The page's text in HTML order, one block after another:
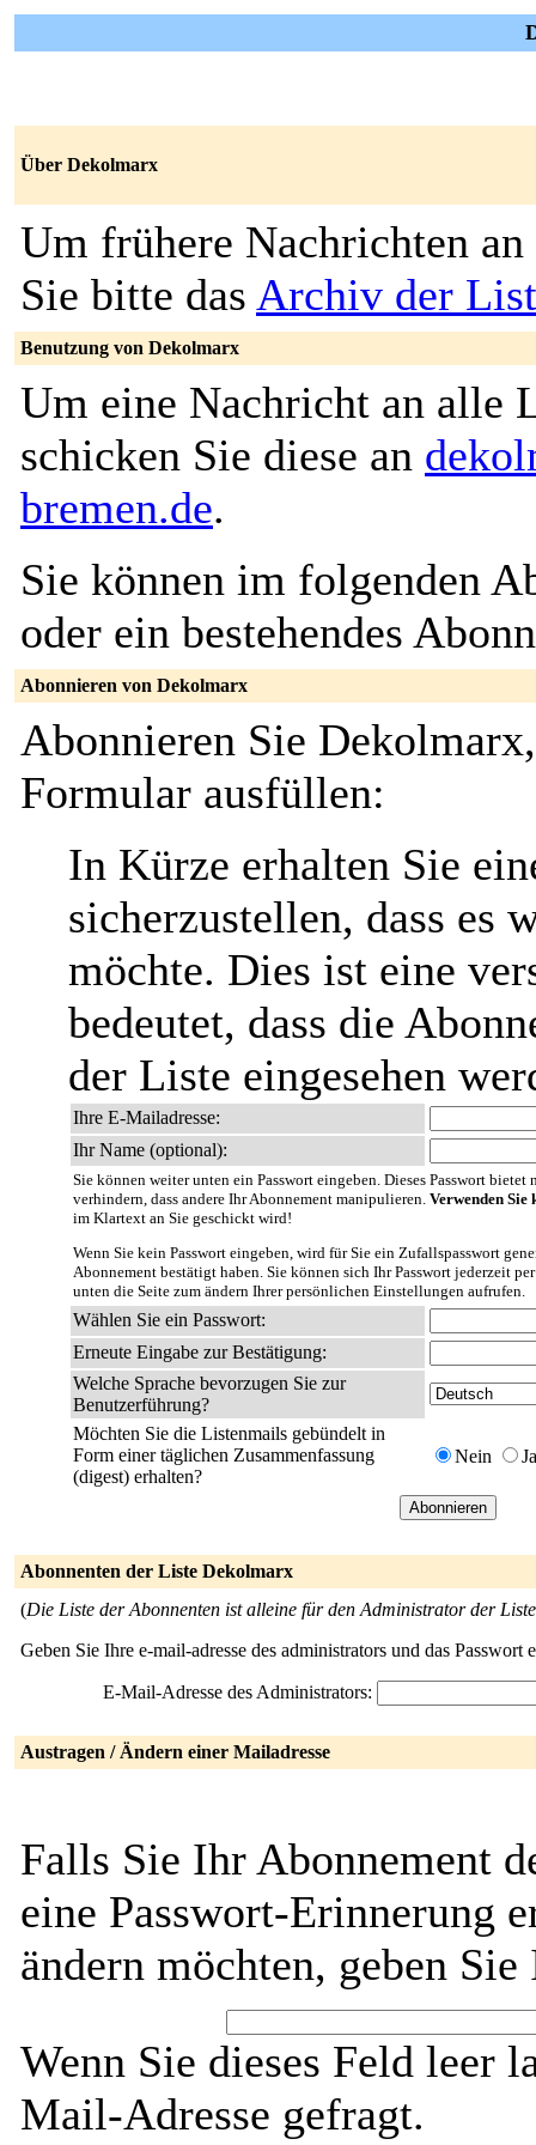
Über Dekolmarx
Um frühere Nachrichten an
Sie bitte das Archiv der
Benutzung von Dekolmarx
Um eine Nachricht an alle
schicken Sie diese an
bremen.de.
Sie können im folgenden
oder ein bestehendes
Abonnieren von Dekolmarx
Abonnieren Sie
Formular ausfüllen:
In Kürze erhalten Sie
sicherzustellen, dass es
möchte. Dies ist eine
bedeutet, dass die
der Liste eingesehen
Ihre E-Mailadresse:
Ihr Name (optional):
Sie können weiter unten ein Passwort eingeben. Dieses Passwort
verhindern, dass andere Ihr Abonnement manipulieren. Verwenden Sie
im Klartext an Sie geschickt wird!
Wenn Sie kein Passwort eingeben, wird für Sie ein Zufallspasswort
Abonnement bestätigt haben. Sie können sich Ihr Passwort jederzeit
unten die Seite zum ändern Ihrer persönlichen Einstellungen aufrufen.
Wählen Sie ein Passwort:
Erneute Eingabe zur Bestätigung:
Welche Sprache bevorzugen Sie zur
Benutzerführung?
Möchten Sie die Listenmails gebündelt in
Form einer täglichen Zusammenfassung
(digest) erhalten?
Nein Ja
Abonnenten der Liste Dekolmarx
(Die Liste der Abonnenten ist alleine für den Administrator der
Geben Sie Ihre e-mail-adresse des administrators und das
E-Mail-Adresse des Administrators:
Austragen / Ändern einer Mailadresse
Falls Sie Ihr Abonnement
eine Passwort-Erinnerung
ändern möchten, geben
Wenn Sie dieses Feld leer
Mail-Adresse gefragt.